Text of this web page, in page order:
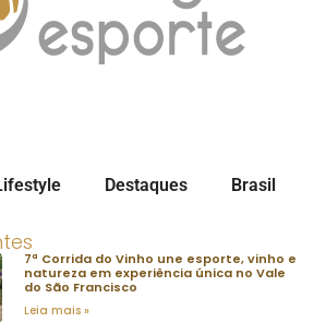
Destaques Brasil
7ª Corrida do Vinho une esporte, vinho e
natureza em experiência única no Vale
do São Francisco
Leia mais »